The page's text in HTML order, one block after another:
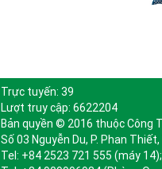
Trực tuyến: 39
Lượt truy cập: 6622204
Bản quyền © 2016 thuộc Công
Số 03 Nguyễn Du, P. Phan
Tel: +84 2523 721 555 (máy